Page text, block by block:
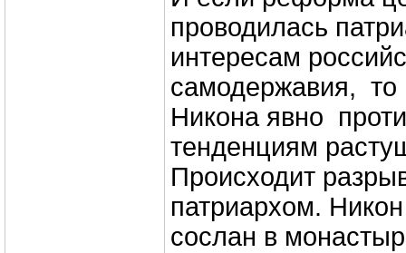
проводилась
интересам
самодержавия,
Никона явно
тенденциям
Происходит
патриархом.
сослан в